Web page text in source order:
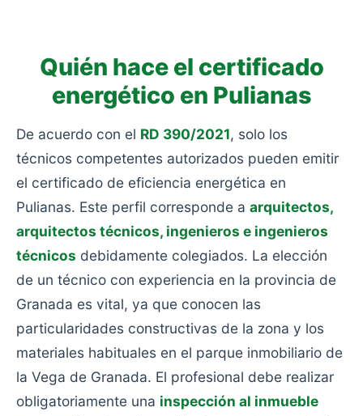
Quién hace el certificado
energético en Pulianas
De acuerdo con el RD 390/2021, solo los
técnicos competentes autorizados pueden emitir
el certificado de eficiencia energética en
Pulianas. Este perfil corresponde a arquitectos,
arquitectos técnicos, ingenieros e ingenieros
técnicos debidamente colegiados. La elección
de un técnico con experiencia en la provincia de
Granada es vital, ya que conocen las
particularidades constructivas de la zona y los
materiales habituales en el parque inmobiliario de
la Vega de Granada. El profesional debe realizar
obligatoriamente una inspección al inmueble